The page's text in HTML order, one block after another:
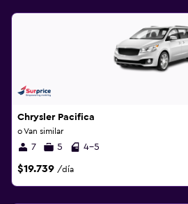
Chrysler Pacifica
o Van similar
7 5 4-5
$19.739 /día